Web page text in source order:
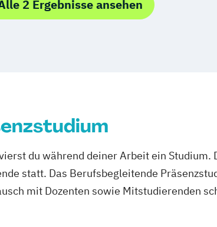
2 Ergebnisse ansehen
du während deiner Arbeit ein Studium.
statt. Das Berufsbegleitende
mit Dozenten sowie Mitstudierenden